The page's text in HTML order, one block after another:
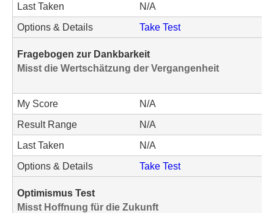
Last Taken
N/A
Options & Details
Take Test
Fragebogen zur Dankbarkeit
Misst die Wertschätzung der Vergangenheit
My Score
N/A
Result Range
N/A
Last Taken
N/A
Options & Details
Take Test
Optimismus Test
Misst Hoffnung für die Zukunft